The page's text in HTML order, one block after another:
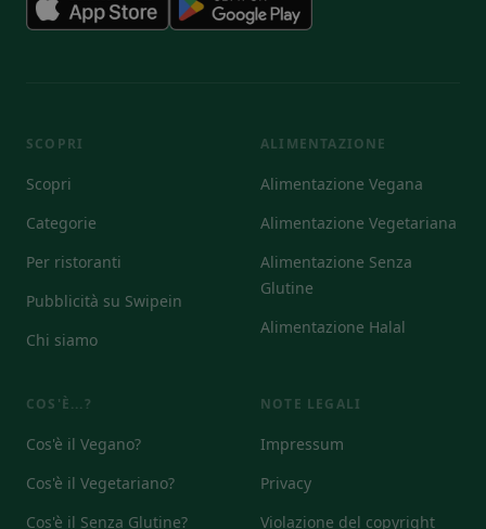
SCOPRI
Scopri
Categorie
Per ristoranti
Pubblicità su Swipein
Chi siamo
ALIMENTAZIONE
Alimentazione Vegana
Alimentazione Vegetariana
Alimentazione Senza
Glutine
Alimentazione Halal
COS'È...?
Cos'è il Vegano?
Cos'è il Vegetariano?
Cos'è il Senza Glutine?
NOTE LEGALI
Impressum
Privacy
Violazione del copyright